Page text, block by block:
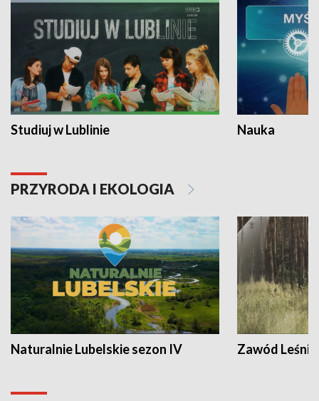
Studiuj w Lublinie Nauka
PRZYRODA I EKOLOGIA
Naturalnie Lubelskie sezon IV Zawód Leśnik